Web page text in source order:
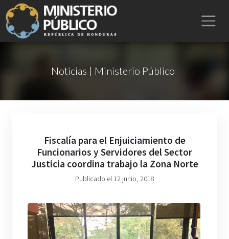
Noticias | Ministerio Público
Fiscalía para el Enjuiciamiento de
Funcionarios y Servidores del Sector
Justicia coordina trabajo la Zona Norte
Publicado el 12 junio, 2018